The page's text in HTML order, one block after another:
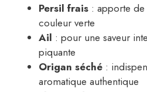
Persil frais : apporte
couleur verte
Ail : pour une saveur
piquante
Origan séché :
aromatique authentique